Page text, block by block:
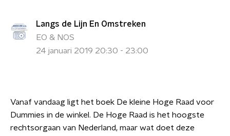
Langs de Lijn En Omstreken
EO & NOS
24 januari 2019 20:30 - 23:00
Vanaf vandaag ligt het boek De kleine Hoge Raad voor
Dummies in de winkel. De Hoge Raad is het hoogste
rechtsorgaan van Nederland, maar wat doet deze